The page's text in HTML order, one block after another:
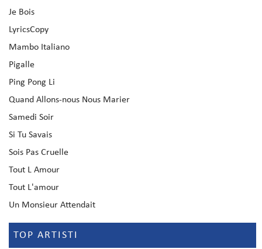
Je Bois
LyricsCopy
Mambo Italiano
Pigalle
Ping Pong Li
Quand Allons-nous Nous Marier
Samedi Soir
Si Tu Savais
Sois Pas Cruelle
Tout L Amour
Tout L'amour
Un Monsieur Attendait
TOP ARTISTI